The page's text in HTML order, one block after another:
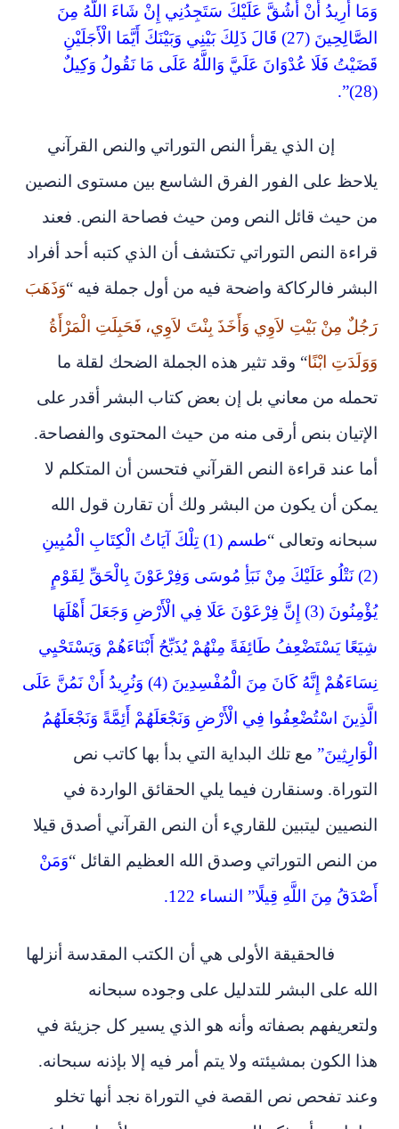
وَمَا أُرِيدُ أَنْ أَشُقَّ عَلَيْكَ سَتَجِدُنِي إِنْ شَاءَ اللَّهُ مِنَ
الصَّالِحِينَ (27) قَالَ ذَلِكَ بَيْنِي وَبَيْنَكَ أَيَّمَا الْأَجَلَيْنِ
قَضَيْتُ فَلَا عُدْوَانَ عَلَيَّ وَاللَّهُ عَلَى مَا نَقُولُ وَكِيلٌ
(28)”.
إن الذي يقرأ النص التوراتي والنص القرآني
يلاحظ على الفور الفرق الشاسع بين مستوى النصين
من حيث قائل النص ومن حيث فصاحة النص. فعند
قراءة النص التوراتي تكتشف أن الذي كتبه أحد أفراد
البشر فالركاكة واضحة فيه من أول جملة فيه “وَذَهَبَ
رَجُلٌ مِنْ بَيْتِ لاَوِي وَأَخَذَ بِنْتَ لاَوِي، فَحَبِلَتِ الْمَرْأَةُ
وَوَلَدَتِ ابْنًا“ وقد تثير هذه الجملة الضحك لقلة ما
تحمله من معاني بل إن بعض كتاب البشر أقدر على
الإتيان بنص أرقى منه من حيث المحتوى والفصاحة.
أما عند قراءة النص القرآني فتحسن أن المتكلم لا
يمكن أن يكون من البشر ولك أن تقارن قول الله
سبحانه وتعالى “
طسم (1) تِلْكَ آيَاتُ الْكِتَابِ الْمُبِينِ
(2) نَتْلُو عَلَيْكَ مِنْ نَبَأِ مُوسَى وَفِرْعَوْنَ بِالْحَقِّ لِقَوْمٍ
يُؤْمِنُونَ (3) إِنَّ فِرْعَوْنَ عَلَا فِي الْأَرْضِ وَجَعَلَ أَهْلَهَا
شِيَعًا يَسْتَضْعِفُ طَائِفَةً مِنْهُمْ يُذَبِّحُ أَبْنَاءَهُمْ وَيَسْتَحْيِي
نِسَاءَهُمْ إِنَّهُ كَانَ مِنَ الْمُفْسِدِينَ (4) وَنُرِيدُ أَنْ نَمُنَّ عَلَى
الَّذِينَ اسْتُضْعِفُوا فِي الْأَرْضِ وَنَجْعَلَهُمْ أَئِمَّةً وَنَجْعَلَهُمُ
الْوَارِثِينَ” مع تلك البداية التي بدأ بها كاتب نص
التوراة. وسنقارن فيما يلي الحقائق الواردة في
النصيين ليتبين للقاريء أن النص القرآني أصدق قيلا
من النص التوراتي وصدق الله العظيم القائل “وَمَنْ
أَصْدَقُ مِنَ اللَّهِ قِيلًا” النساء 122.
فالحقيقة الأولى هي أن الكتب المقدسة أنزلها
الله على البشر للتدليل على وجوده سبحانه
ولتعريفهم بصفاته وأنه هو الذي يسير كل جزيئة في
هذا الكون بمشيئته ولا يتم أمر فيه إلا بإذنه سبحانه.
وعند تفحص نص القصة في التوراة نجد أنها تخلو